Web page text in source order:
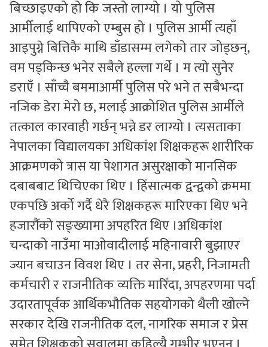
बिच्छाइएको हो कि जस्तो लाग्यो । यो पुलिस
आर्मीलाई थापिएको एम्बुस हो । पुलिस आर्मी त्यहाँ
आइपुग्ने बित्तिकै माथि डाँडासम्म लगेको तार जोड्छन्,
वम पड्किन्छ भनेर सबैले हल्ला गर्थे । म त्यो सुनेर
डराएँ । साँच्चै बममाआर्मी पुलिस परे भने त सबैभन्दा
नजिक डेरा मेरो छ, मलाई आक्रोशित पुलिस आर्मीले
तत्काल कारवाही गर्छन् भन्ने डर लाग्यो । त्यसताका
नेपालका विद्यालयका अधिकांश शिक्षकहरू शारीरिक
आक्रमणको त्रास या पेशागत असुरक्षाको मानसिक
दबाबबाट थिचिएका थिए । हिंसात्मक द्वन्द्वको क्रममा
एकपछि अर्को गर्दै धेरै शिक्षकहरू मारिएका थिए भने
हजारौंको सङ्ख्यामा अपहरित थिए ।अधिकांश
चन्दाको नाउँमा माओवादीलाई महिनावारी बुझाएर
ज्यान बचाउन विवश थिए । तर सेना, प्रहरी, निजामती
कर्मचारी र राजनीतिक व्यक्ति मारिँदा, अपहरणमा पर्दा
उदारतापूर्वक आर्थिकभौतिक सहयोगको थैली खोल्ने
सरकार देखि राजनीतिक दल, नागरिक समाज र प्रेस